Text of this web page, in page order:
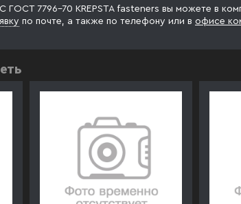
ГОСТ 7796-70 KREPSTA fasteners вы можете в
по почте, а также по телефону или в офисе